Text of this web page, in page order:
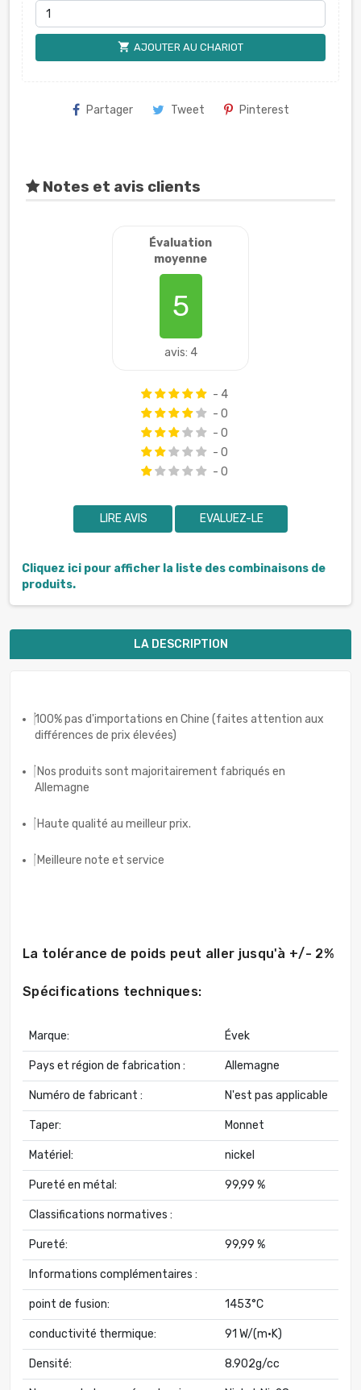
shopping_cart AJOUTER AU CHARIOT
Partager Tweet Pinterest
Notes et avis clients
Évaluation
moyenne
5
avis: 4
- 4
- 0
- 0
- 0
- 0
LIRE AVIS EVALUEZ-LE
Cliquez ici pour afficher la liste des combinaisons de
produits.
LA DESCRIPTION
100% pas d'importations en Chine (faites attention aux
différences de prix élevées)
Nos produits sont majoritairement fabriqués en
Allemagne
Haute qualité au meilleur prix.
Meilleure note et service
La tolérance de poids peut aller jusqu'à +/- 2%
Spécifications techniques:
Marque: Évek
Pays et région de fabrication : Allemagne
Numéro de fabricant : N'est pas applicable
Taper: Monnet
Matériel: nickel
Pureté en métal: 99,99 %
Classifications normatives :
Pureté: 99,99 %
Informations complémentaires :
point de fusion: 1453°C
conductivité thermique: 91 W/(m·K)
Densité: 8.902g/cc